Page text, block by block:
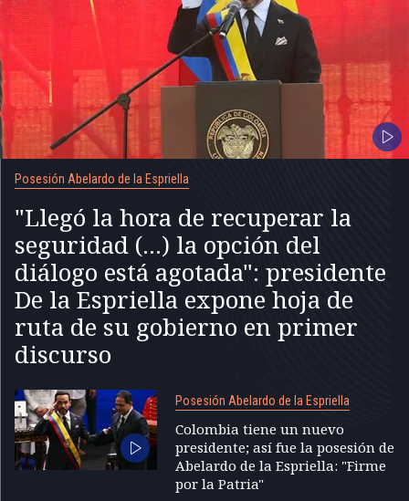
Posesión Abelardo de la Espriella
"Llegó la hora de recuperar la
seguridad (...) la opción del
diálogo está agotada": presidente
De la Espriella expone hoja de
ruta de su gobierno en primer
discurso
Posesión Abelardo de la Espriella
Colombia tiene un nuevo
presidente; así fue la posesión de
Abelardo de la Espriella: "Firme
por la Patria"